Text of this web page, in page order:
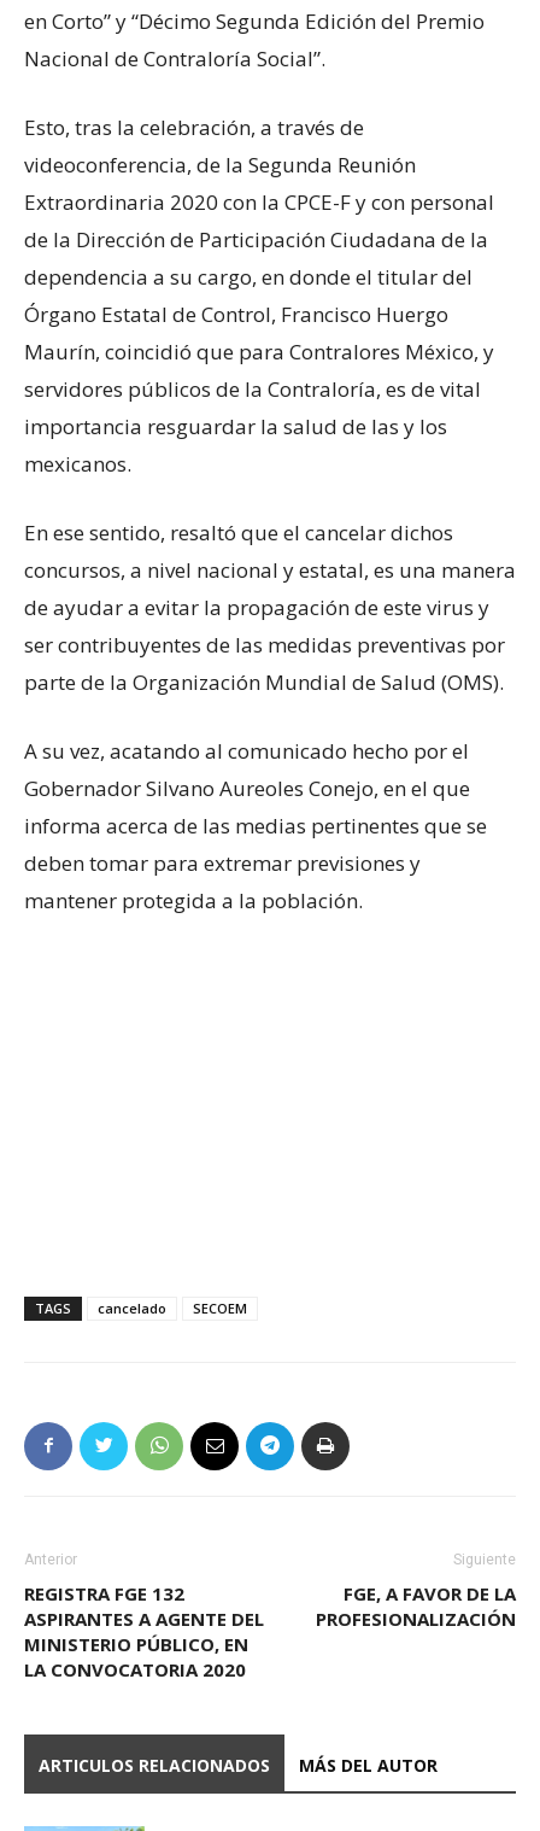
en Corto” y “Décimo Segunda Edición del Premio
Nacional de Contraloría Social”.
Esto, tras la celebración, a través de
videoconferencia, de la Segunda Reunión
Extraordinaria 2020 con la CPCE-F y con personal
de la Dirección de Participación Ciudadana de la
dependencia a su cargo, en donde el titular del
Órgano Estatal de Control, Francisco Huergo
Maurín, coincidió que para Contralores México, y
servidores públicos de la Contraloría, es de vital
importancia resguardar la salud de las y los
mexicanos.
En ese sentido, resaltó que el cancelar dichos
concursos, a nivel nacional y estatal, es una manera
de ayudar a evitar la propagación de este virus y
ser contribuyentes de las medidas preventivas por
parte de la Organización Mundial de Salud (OMS).
A su vez, acatando al comunicado hecho por el
Gobernador Silvano Aureoles Conejo, en el que
informa acerca de las medias pertinentes que se
deben tomar para extremar previsiones y
mantener protegida a la población.
TAGS cancelado SECOEM
Anterior
REGISTRA FGE 132
ASPIRANTES A AGENTE DEL
MINISTERIO PÚBLICO, EN
LA CONVOCATORIA 2020
Siguiente
FGE, A FAVOR DE LA
PROFESIONALIZACIÓN
ARTICULOS RELACIONADOS MÁS DEL AUTOR